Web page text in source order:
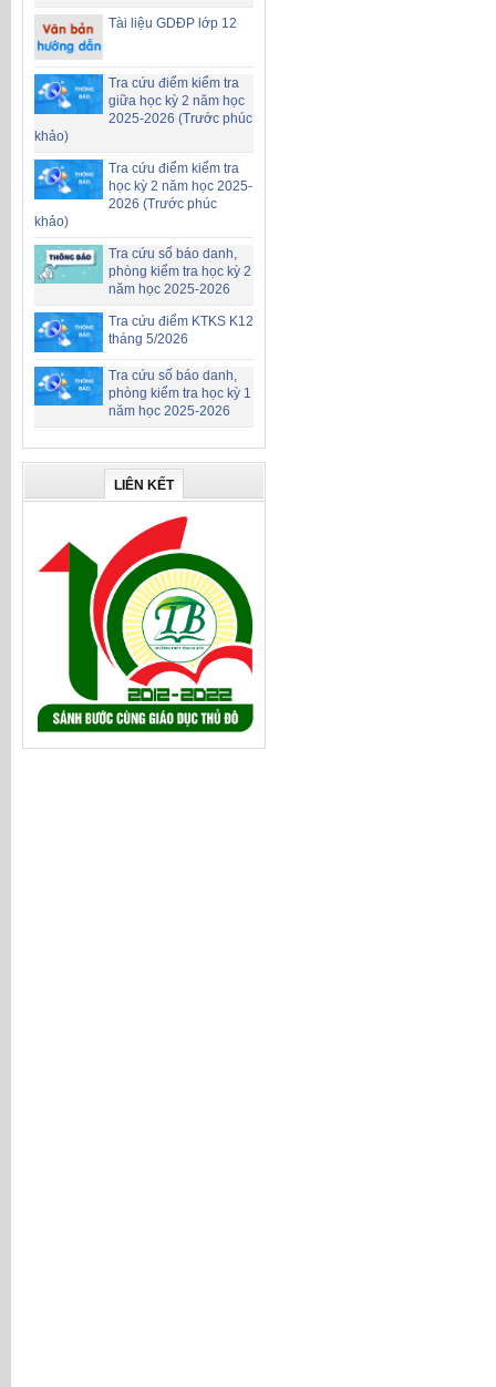
Tài liệu GDĐP lớp 12
Tra cứu điểm kiểm tra
giữa học kỳ 2 năm học
2025-2026 (Trước phúc
khảo)
Tra cứu điểm kiểm tra
học kỳ 2 năm học 2025-
2026 (Trước phúc
khảo)
Tra cứu số báo danh,
phòng kiểm tra học kỳ 2
năm học 2025-2026
Tra cứu điểm KTKS K12
tháng 5/2026
Tra cứu số báo danh,
phòng kiểm tra học kỳ 1
năm học 2025-2026
LIÊN KẾT